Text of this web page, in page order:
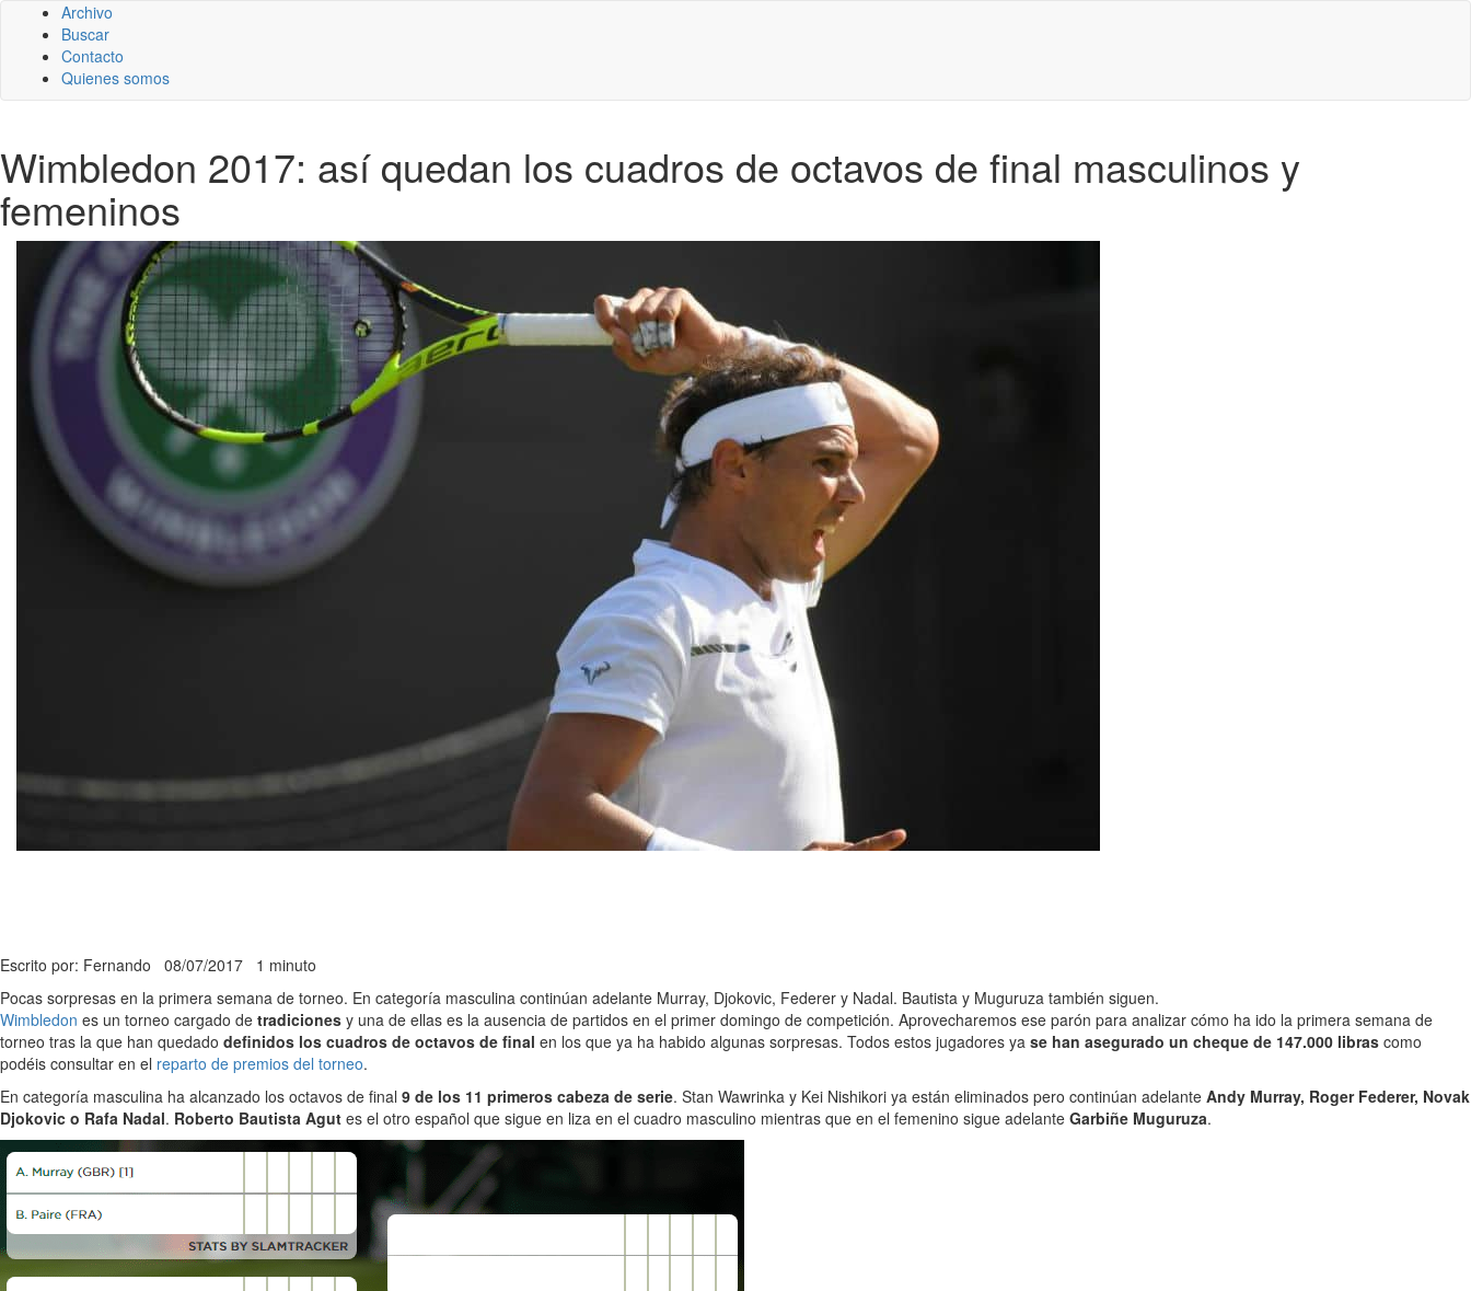
Archivo
Buscar
Contacto
Quienes somos
Wimbledon 2017: así quedan los cuadros de octavos de final masculinos y
femeninos
Escrito por: Fernando 08/07/2017 1 minuto
Pocas sorpresas en la primera semana de torneo. En categoría masculina continúan adelante Murray, Djokovic, Federer y Nadal. Bautista y Muguruza también siguen.
Wimbledon es un torneo cargado de tradiciones y una de ellas es la ausencia de partidos en el primer domingo de competición. Aprovecharemos ese parón para analizar cómo ha ido la primera semana de
torneo tras la que han quedado definidos los cuadros de octavos de final en los que ya ha habido algunas sorpresas. Todos estos jugadores ya se han asegurado un cheque de 147.000 libras como
podéis consultar en el reparto de premios del torneo.
En categoría masculina ha alcanzado los octavos de final 9 de los 11 primeros cabeza de serie. Stan Wawrinka y Kei Nishikori ya están eliminados pero continúan adelante Andy Murray, Roger Federer, Novak
Djokovic o Rafa Nadal. Roberto Bautista Agut es el otro español que sigue en liza en el cuadro masculino mientras que en el femenino sigue adelante Garbiñe Muguruza.